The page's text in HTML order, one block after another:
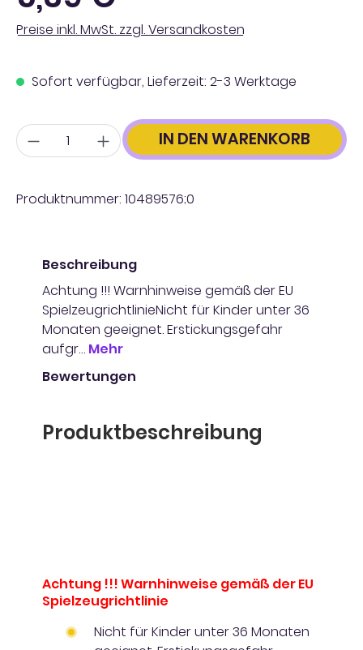
Preise inkl. MwSt. zzgl. Versandkosten
Sofort verfügbar, Lieferzeit: 2-3 Werktage
Anzahl IN DEN WARENKORB
Produktnummer: 10489576;0
Beschreibung
Achtung !!! Warnhinweise gemäß der EU
SpielzeugrichtlinieNicht für Kinder unter 36
Monaten geeignet. Erstickungsgefahr
aufgr… Mehr
Bewertungen
Produktbeschreibung
Achtung !!! Warnhinweise gemäß der EU
Spielzeugrichtlinie
Nicht für Kinder unter 36 Monaten